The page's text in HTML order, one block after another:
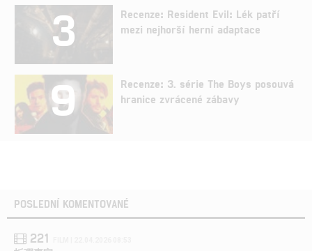
3
Recenze: Resident Evil: Lék patří
mezi nejhorší herní adaptace
9
Recenze: 3. série The Boys posouvá
hranice zvrácené zábavy
POSLEDNÍ KOMENTOVANÉ
221